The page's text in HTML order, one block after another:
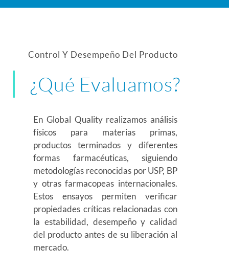
Control Y Desempeño Del Producto
¿Qué Evaluamos?
En Global Quality realizamos análisis
físicos para materias primas,
productos terminados y diferentes
formas farmacéuticas, siguiendo
metodologías reconocidas por USP, BP
y otras farmacopeas internacionales.
Estos ensayos permiten verificar
propiedades críticas relacionadas con
la estabilidad, desempeño y calidad
del producto antes de su liberación al
mercado.